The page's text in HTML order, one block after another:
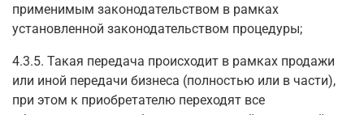
применимым законодательством в рамках
установленной законодательством процедуры;
4.3.5. Такая передача происходит в рамках продажи
или иной передачи бизнеса (полностью или в части),
при этом к приобретателю переходят все